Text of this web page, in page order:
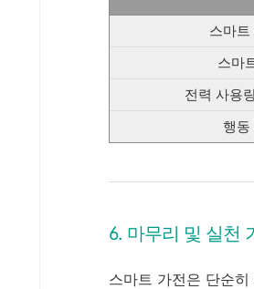
스마
스마
전력 사용
행동
6. 마무리 및 실천
스마트 가전은 단순